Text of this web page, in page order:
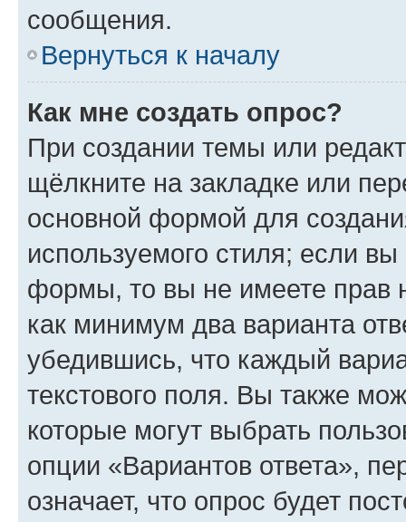
сообщения.
Вернуться к началу
Как мне создать опрос?
При создании темы или
щёлкните на закладке или
основной формой для
используемого стиля; если
формы, то вы не имеете прав
как минимум два варианта
убедившись, что каждый
текстового поля. Вы также
которые могут выбрать
опции «Вариантов ответа»,
означает, что опрос будет